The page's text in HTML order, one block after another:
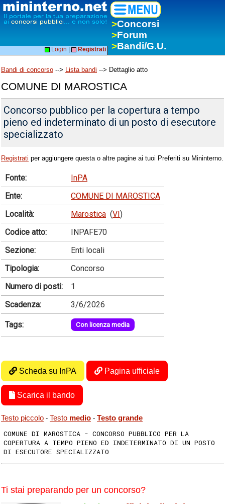
>Concorsi
>Forum
>Bandi/G.U.
Login Registrati
Bandi di concorso --> Lista bandi --> Dettaglio atto
COMUNE DI MAROSTICA
Concorso pubblico per la copertura a tempo
pieno ed indeterminato di un posto di esecutore
specializzato
Registrati per aggiungere questa o altre pagine ai tuoi Preferiti su Mininterno.
Fonte:
InPA
Ente:
COMUNE DI MAROSTICA
Località:
Marostica (VI)
Codice atto:
INPAFE70
Sezione:
Enti locali
Tipologia:
Concorso
Numero di posti:
1
Scadenza:
3/6/2026
Tags: Con licenza media
Scheda su InPA Pagina ufficiale
Scarica il bando
Testo piccolo - Testo medio - Testo grande
COMUNE DI MAROSTICA - CONCORSO PUBBLICO PER LA
COPERTURA A TEMPO PIENO ED INDETERMINATO DI UN POSTO
DI ESECUTORE SPECIALIZZATO
Ti stai preparando per un concorso?